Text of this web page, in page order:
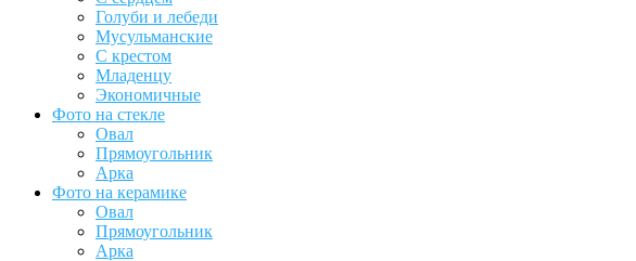
Голуби и лебеди
Мусульманские
С крестом
Младенцу
Экономичные
Фото на стекле
Овал
Прямоугольник
Арка
Фото на керамике
Овал
Прямоугольник
Арка